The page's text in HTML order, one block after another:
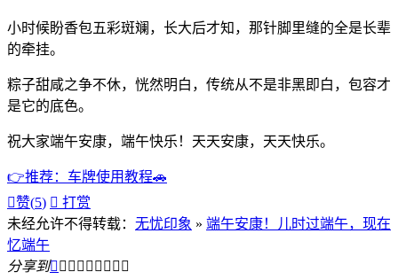
小时候盼香包五彩斑斓，长大后才知，那针脚里缝的全是长辈
的牵挂。
粽子甜咸之争不休，恍然明白，传统从不是非黑即白，包容才
是它的底色。
祝大家端午安康，端午快乐！天天安康，天天快乐。
👉推荐：车牌使用教程🚗
赞(5)  打赏
未经允许不得转载： 无忧印象 » 端午安康！儿时过端午，现在
忆端午
分享到        